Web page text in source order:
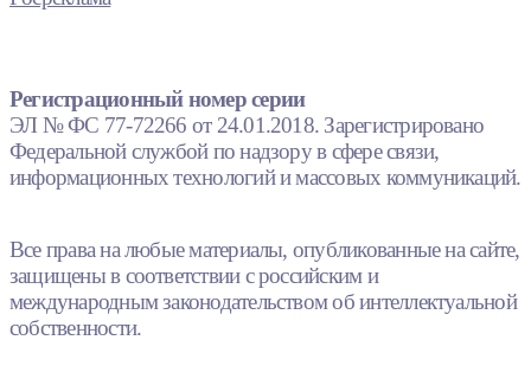
Регистрационный номер серии
ЭЛ № ФС 77-72266 от 24.01.2018. Зарегистрировано
Федеральной службой по надзору в сфере связи,
информационных технологий и массовых коммуникаций.
Все права на любые материалы, опубликованные на сайте,
защищены в соответствии с российским и
международным законодательством об интеллектуальной
собственности.